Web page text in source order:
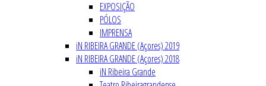
EXPOSIÇÃO
PÓLOS
IMPRENSA
iN RIBEIRA GRANDE (Açores) 2019
iN RIBEIRA GRANDE (Açores) 2018
iN Ribeira Grande